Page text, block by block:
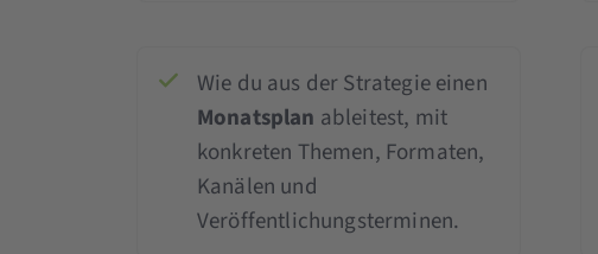
Wie du aus der Strategie einen
Monatsplan ableitest, mit
konkreten Themen, Formaten,
Kanälen und
Veröffentlichungsterminen.